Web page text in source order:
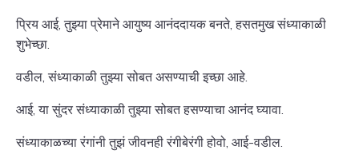
प्रिय आई, तुझ्या प्रेमाने आयुष्य आनंददायक बनते, हसतमुख संध्याकाळी
शुभेच्छा.
वडील, संध्याकाळी तुझ्या सोबत असण्याची इच्छा आहे.
आई, या सुंदर संध्याकाळी तुझ्या सोबत हसण्याचा आनंद घ्यावा.
संध्याकाळच्या रंगांनी तुझं जीवनही रंगीबेरंगी होवो, आई-वडील.